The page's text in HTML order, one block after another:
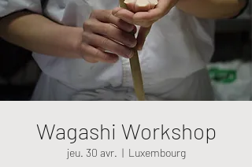
Wagashi Workshop
jeu. 30 avr.
  |
Luxembourg